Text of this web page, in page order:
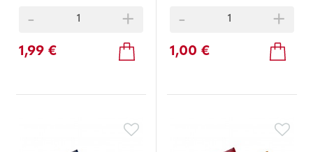
- +
1,99 €
- +
1,00 €